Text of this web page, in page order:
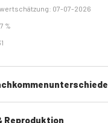
07-07-2026
%
Reproduktion